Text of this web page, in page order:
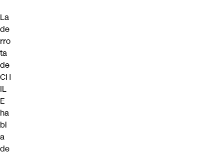
La
de
rro
ta
de
CH
IL
E
ha
bl
a
de